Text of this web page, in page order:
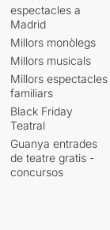
espectacles a
Madrid
Millors monòlegs
Millors musicals
Millors espectacles
familiars
Black Friday
Teatral
Guanya entrades
de teatre gratis -
concursos